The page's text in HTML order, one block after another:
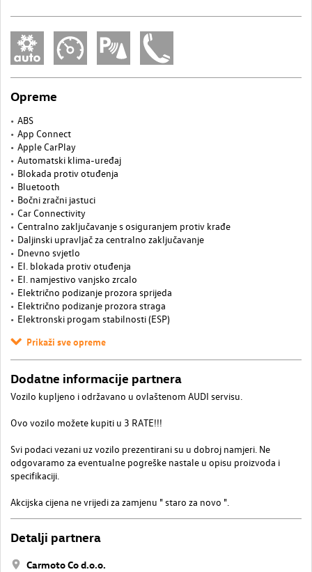
Opreme
ABS
App Connect
Apple CarPlay
Automatski klima-uređaj
Blokada protiv otuđenja
Bluetooth
Bočni zračni jastuci
Car Connectivity
Centralno zaključavanje s osiguranjem protiv krađe
Daljinski upravljač za centralno zaključavanje
Dnevno svjetlo
El. blokada protiv otuđenja
El. namjestivo vanjsko zrcalo
Električno podizanje prozora sprijeda
Električno podizanje prozora straga
Elektronski progam stabilnosti (ESP)
Prikaži sve opreme
Dodatne informacije partnera
Vozilo kupljeno i održavano u ovlaštenom AUDI servisu.
Ovo vozilo možete kupiti u 3 RATE!!!
Svi podaci vezani uz vozilo prezentirani su u dobroj namjeri. Ne
odgovaramo za eventualne pogreške nastale u opisu proizvoda i
specifikaciji.
Akcijska cijena ne vrijedi za zamjenu " staro za novo ".
Detalji partnera
Carmoto Co d.o.o.